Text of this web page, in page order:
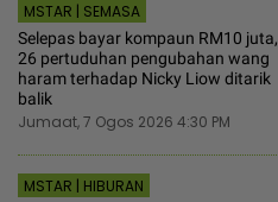
MSTAR | SEMASA
Selepas bayar kompaun RM10 juta,
26 pertuduhan pengubahan wang
haram terhadap Nicky Liow ditarik
balik
Jumaat, 7 Ogos 2026 4:30 PM
MSTAR | HIBURAN